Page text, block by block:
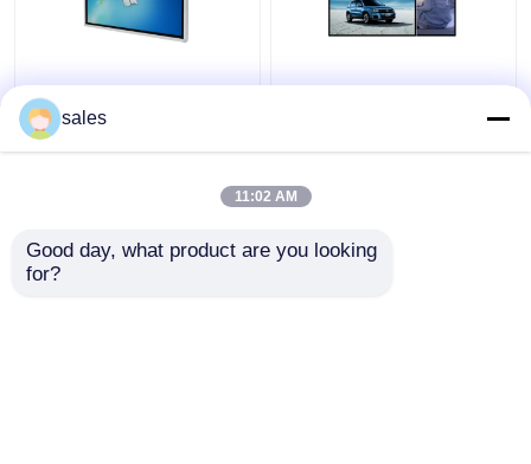
55 Inch Touchscreen
Digitale Kiosk met
Infrarood Touch en
43 Inch Wandmontage
Touch Display
sales
11:02 AM
Good day, what product are you looking
for?